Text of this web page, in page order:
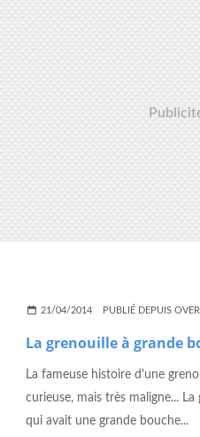
,GRANDE, GRENOUILLE,JEU,
21/04/2014 PUBLIÉ DEPUIS
La grenouille à grande
La fameuse histoire d'une
curieuse, mais très maligne... La
qui avait une grande bouche...